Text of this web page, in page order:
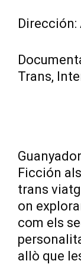
Trans,
Ficción
trans
on
com els
allò que